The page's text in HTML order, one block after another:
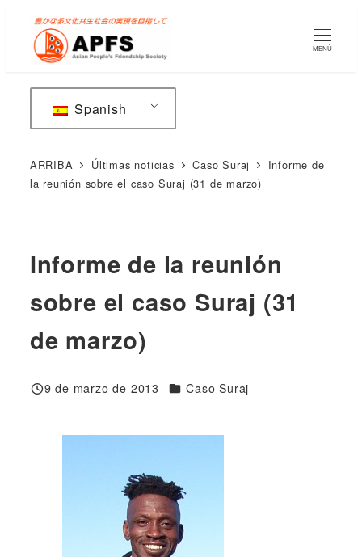
Saltar
contenido
principal
MENÚ
Spanish
ARRIBA Últimas noticias Caso Suraj
Informe de
la reunión sobre el caso Suraj (31 de marzo)
Informe de la reunión
sobre el caso Suraj (31
de marzo)
Publicado
9 de marzo de 2013 Categorías
Caso Suraj